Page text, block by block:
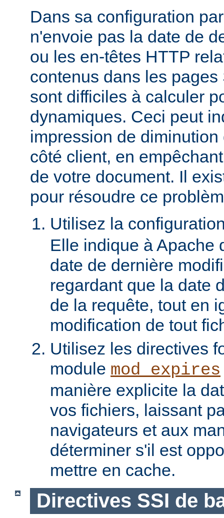
Dans sa configuration
n'envoie pas la date de
ou les en-têtes HTTP
contenus dans les
sont difficiles à calculer
dynamiques. Ceci peut
impression de
côté client, en
de votre document. Il
pour résoudre ce
Utilisez la
Elle indique à Apache
date de dernière
regardant que la date
de la requête, tout en
modification de tout
Utilisez les directives
module mod_expires
manière explicite la
vos fichiers, laissant
navigateurs et aux
déterminer s'il est
mettre en cache.
Directives SSI de